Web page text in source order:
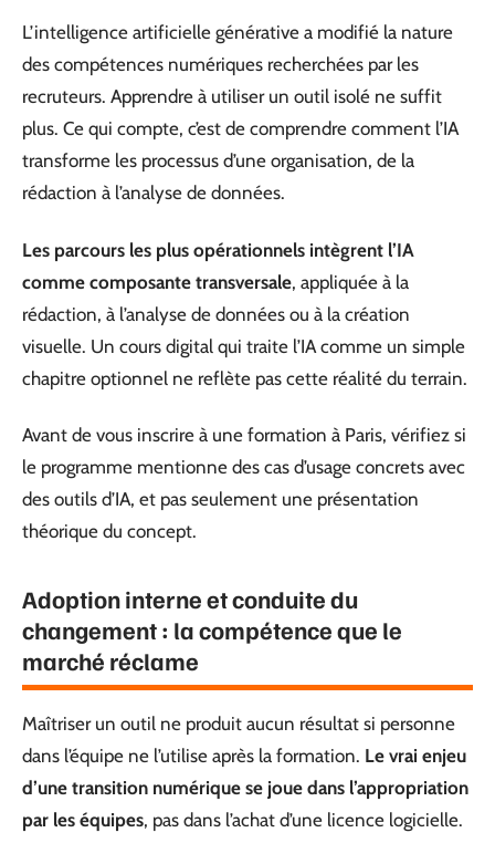
L’intelligence artificielle générative a modifié la nature
des compétences numériques recherchées par les
recruteurs. Apprendre à utiliser un outil isolé ne suffit
plus. Ce qui compte, c’est de comprendre comment l’IA
transforme les processus d’une organisation, de la
rédaction à l’analyse de données.
Les parcours les plus opérationnels intègrent l’IA
comme composante transversale, appliquée à la
rédaction, à l’analyse de données ou à la création
visuelle. Un cours digital qui traite l’IA comme un simple
chapitre optionnel ne reflète pas cette réalité du terrain.
Avant de vous inscrire à une formation à Paris, vérifiez si
le programme mentionne des cas d’usage concrets avec
des outils d’IA, et pas seulement une présentation
théorique du concept.
Adoption interne et conduite du
changement : la compétence que le
marché réclame
Maîtriser un outil ne produit aucun résultat si personne
dans l’équipe ne l’utilise après la formation. Le vrai enjeu
d’une transition numérique se joue dans l’appropriation
par les équipes, pas dans l’achat d’une licence logicielle.